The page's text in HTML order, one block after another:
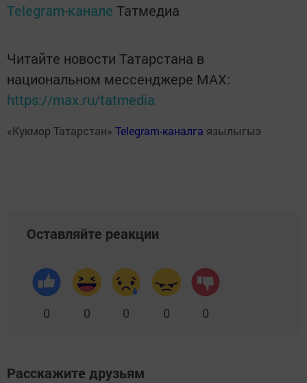
Telegram-канале Татмедиа
Читайте новости Татарстана в
национальном мессенджере MАХ:
https://max.ru/tatmedia
«Кукмор Татарстан» Telegram-каналга язылыгыз
Оставляйте реакции
0 0 0 0 0
Расскажите друзьям